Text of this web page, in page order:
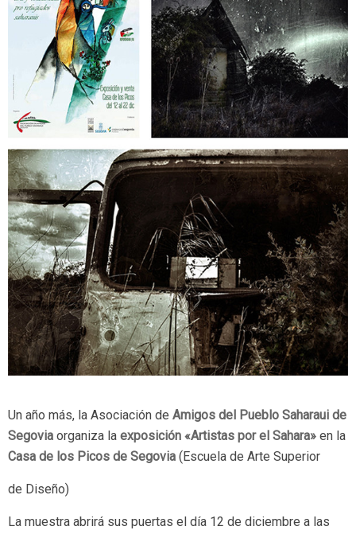
Un año más, la Asociación de Amigos del Pueblo Saharaui de
Segovia organiza la exposición «Artistas por el Sahara» en la
Casa de los Picos de Segovia (Escuela de Arte Superior
de Diseño)
La muestra abrirá sus puertas el día 12 de diciembre a las